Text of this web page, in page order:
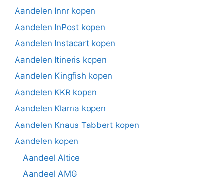
Aandelen Innr kopen
Aandelen InPost kopen
Aandelen Instacart kopen
Aandelen Itineris kopen
Aandelen Kingfish kopen
Aandelen KKR kopen
Aandelen Klarna kopen
Aandelen Knaus Tabbert kopen
Aandelen kopen
Aandeel Altice
Aandeel AMG